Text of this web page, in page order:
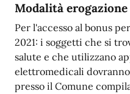
Modalità
Per l'accesso al bonus
2021: i soggetti che si
salute e che utilizzano
elettromedicali
presso il Comune